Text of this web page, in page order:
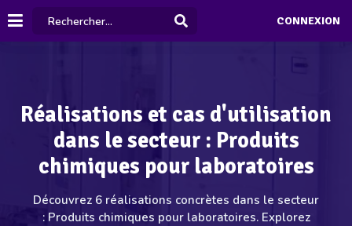
CONNEXION
Réalisations et cas d'utilisation
dans le secteur : Produits
chimiques pour laboratoires
Découvrez 6 réalisations concrètes dans le secteur
: Produits chimiques pour laboratoires. Explorez